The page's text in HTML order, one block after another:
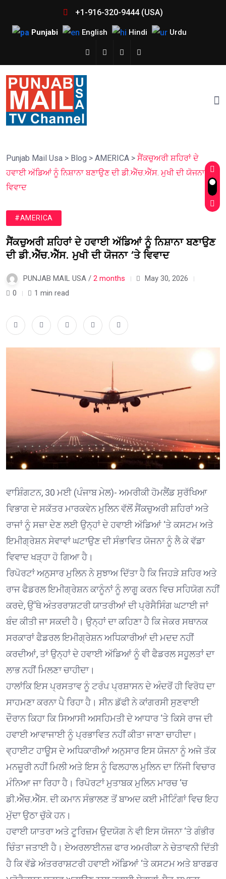
+1-916-320-9444 (USA)
Punjabi English Hindi Urdu
Punjab Mail Usa > Blog > AMERICA > ਸੈਂਕਚੁਅਰੀ ਸ਼ਹਿਰਾਂ ਦੇ
ਹਵਾਈ ਅੱਡਿਆਂ ਨੂੰ ਨਿਸ਼ਾਨਾ ਬਣਾਉਣ ਦੀ ਡੀ.ਐੱਚ.ਐੱਸ. ਮੁਖੀ ਦੀ ਯੋਜਨਾ ‘ਤੇ
ਵਿਵਾਦ
#AMERICA
ਸੈਂਕਚੁਅਰੀ ਸ਼ਹਿਰਾਂ ਦੇ ਹਵਾਈ ਅੱਡਿਆਂ ਨੂੰ ਨਿਸ਼ਾਨਾ ਬਣਾਉਣ
ਦੀ ਡੀ.ਐੱਚ.ਐੱਸ. ਮੁਖੀ ਦੀ ਯੋਜਨਾ ‘ਤੇ ਵਿਵਾਦ
PUNJAB MAIL USA / 2 months
May 30, 2026
0
1 min read
ਵਾਸ਼ਿੰਗਟਨ, 30 ਮਈ (ਪੰਜਾਬ ਮੇਲ)- ਅਮਰੀਕੀ ਹੋਮਲੈਂਡ ਸੁਰੱਖਿਆ
ਵਿਭਾਗ ਦੇ ਸਕੱਤਰ ਮਾਰਕਵੇਨ ਮੁਲਿਨ ਵੱਲੋਂ ਸੈਂਕਚੁਅਰੀ ਸ਼ਹਿਰਾਂ ਅਤੇ
ਰਾਜਾਂ ਨੂੰ ਸਜ਼ਾ ਦੇਣ ਲਈ ਉਨ੍ਹਾਂ ਦੇ ਹਵਾਈ ਅੱਡਿਆਂ ‘ਤੇ ਕਸਟਮ ਅਤੇ
ਇਮੀਗ੍ਰੇਸ਼ਨ ਸੇਵਾਵਾਂ ਘਟਾਉਣ ਦੀ ਸੰਭਾਵਿਤ ਯੋਜਨਾ ਨੂੰ ਲੈ ਕੇ ਵੱਡਾ
ਵਿਵਾਦ ਖੜ੍ਹਾ ਹੋ ਗਿਆ ਹੈ।
ਰਿਪੋਰਟਾਂ ਅਨੁਸਾਰ ਮੁਲਿਨ ਨੇ ਸੁਝਾਅ ਦਿੱਤਾ ਹੈ ਕਿ ਜਿਹੜੇ ਸ਼ਹਿਰ ਅਤੇ
ਰਾਜ ਫੈਡਰਲ ਇਮੀਗ੍ਰੇਸ਼ਨ ਕਾਨੂੰਨਾਂ ਨੂੰ ਲਾਗੂ ਕਰਨ ਵਿਚ ਸਹਿਯੋਗ ਨਹੀਂ
ਕਰਦੇ, ਉੱਥੇ ਅੰਤਰਰਾਸ਼ਟਰੀ ਯਾਤਰੀਆਂ ਦੀ ਪ੍ਰੋਸੈਸਿੰਗ ਘਟਾਈ ਜਾਂ
ਬੰਦ ਕੀਤੀ ਜਾ ਸਕਦੀ ਹੈ। ਉਨ੍ਹਾਂ ਦਾ ਕਹਿਣਾ ਹੈ ਕਿ ਜੇਕਰ ਸਥਾਨਕ
ਸਰਕਾਰਾਂ ਫੈਡਰਲ ਇਮੀਗ੍ਰੇਸ਼ਨ ਅਧਿਕਾਰੀਆਂ ਦੀ ਮਦਦ ਨਹੀਂ
ਕਰਦੀਆਂ, ਤਾਂ ਉਨ੍ਹਾਂ ਦੇ ਹਵਾਈ ਅੱਡਿਆਂ ਨੂੰ ਵੀ ਫੈਡਰਲ ਸਹੂਲਤਾਂ ਦਾ
ਲਾਭ ਨਹੀਂ ਮਿਲਣਾ ਚਾਹੀਦਾ।
ਹਾਲਾਂਕਿ ਇਸ ਪ੍ਰਸਤਾਵ ਨੂੰ ਟਰੰਪ ਪ੍ਰਸ਼ਾਸਨ ਦੇ ਅੰਦਰੋਂ ਹੀ ਵਿਰੋਧ ਦਾ
ਸਾਹਮਣਾ ਕਰਨਾ ਪੈ ਰਿਹਾ ਹੈ। ਸੀਨ ਡੱਫੀ ਨੇ ਕਾਂਗਰਸੀ ਸੁਣਵਾਈ
ਦੌਰਾਨ ਕਿਹਾ ਕਿ ਸਿਆਸੀ ਅਸਹਿਮਤੀ ਦੇ ਆਧਾਰ ‘ਤੇ ਕਿਸੇ ਰਾਜ ਦੀ
ਹਵਾਈ ਆਵਾਜਾਈ ਨੂੰ ਪ੍ਰਭਾਵਿਤ ਨਹੀਂ ਕੀਤਾ ਜਾਣਾ ਚਾਹੀਦਾ।
ਵ੍ਹਾਈਟ ਹਾਊਸ ਦੇ ਅਧਿਕਾਰੀਆਂ ਅਨੁਸਾਰ ਇਸ ਯੋਜਨਾ ਨੂੰ ਅਜੇ ਤੱਕ
ਮਨਜ਼ੂਰੀ ਨਹੀਂ ਮਿਲੀ ਅਤੇ ਇਸ ਨੂੰ ਫਿਲਹਾਲ ਮੁਲਿਨ ਦਾ ਨਿੱਜੀ ਵਿਚਾਰ
ਮੰਨਿਆ ਜਾ ਰਿਹਾ ਹੈ। ਰਿਪੋਰਟਾਂ ਮੁਤਾਬਕ ਮੁਲਿਨ ਮਾਰਚ ‘ਚ
ਡੀ.ਐੱਚ.ਐੱਸ. ਦੀ ਕਮਾਨ ਸੰਭਾਲਣ ਤੋਂ ਬਾਅਦ ਕਈ ਮੀਟਿੰਗਾਂ ਵਿਚ ਇਹ
ਮੁੱਦਾ ਉਠਾ ਚੁੱਕੇ ਹਨ।
ਹਵਾਈ ਯਾਤਰਾ ਅਤੇ ਟੂਰਿਜ਼ਮ ਉਦਯੋਗ ਨੇ ਵੀ ਇਸ ਯੋਜਨਾ ‘ਤੇ ਗੰਭੀਰ
ਚਿੰਤਾ ਜਤਾਈ ਹੈ। ਏਅਰਲਾਈਨਜ਼ ਫਾਰ ਅਮਰੀਕਾ ਨੇ ਚੇਤਾਵਨੀ ਦਿੱਤੀ
ਹੈ ਕਿ ਵੱਡੇ ਅੰਤਰਰਾਸ਼ਟਰੀ ਹਵਾਈ ਅੱਡਿਆਂ ‘ਤੇ ਕਸਟਮ ਅਤੇ ਬਾਰਡਰ